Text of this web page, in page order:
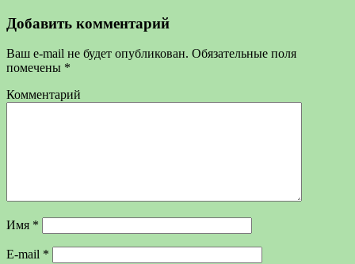
Добавить комментарий
Ваш e-mail не будет опубликован. Обязательные поля
помечены *
Комментарий
Имя *
E-mail *